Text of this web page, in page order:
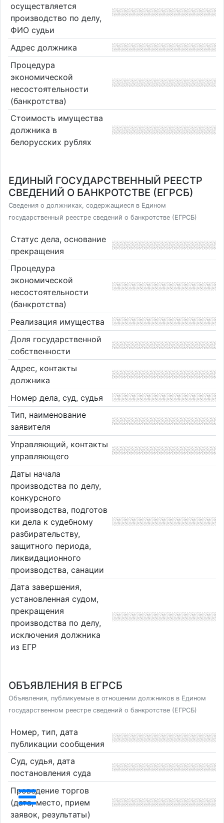
осуществляется
производство по делу,
ФИО судьи
Адрес должника
Процедура
экономической
несостоятельности
(банкротства)
Стоимость имущества
должника в
белорусских рублях
ЕДИНЫЙ ГОСУДАРСТВЕННЫЙ РЕЕСТР
СВЕДЕНИЙ О БАНКРОТСТВЕ (ЕГРСБ)
Сведения о должниках, содержащиеся в Едином
государственный реестре сведений о банкротстве (ЕГРСБ)
Статус дела, основание
прекращения
Процедура
экономической
несостоятельности
(банкротства)
Реализация имущества
Доля государственной
собственности
Адрес, контакты
должника
Номер дела, суд, судья
Тип, наименование
заявителя
Управляющий, контакты
управляющего
Даты начала
производства по делу,
конкурсного
производства, подготов
ки дела к судебному
разбирательству,
защитного периода,
ликвидационного
производства, санации
Дата завершения,
установленная судом,
прекращения
производства по делу,
исключения должника
из ЕГР
ОБЪЯВЛЕНИЯ В ЕГРСБ
Объявления, публикуемые в отношении должников в Едином
государственном реестре сведений о банкротстве (ЕГРСБ)
Номер, тип, дата
публикации сообщения
Суд, судья, дата
постановления суда
Проведение торгов
(дата, место, прием
заявок, результаты)